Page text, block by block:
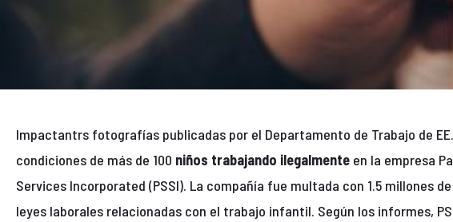
Impactantrs fotografías publicadas por el Departamento de Trabajo de
condiciones de más de 100 niños trabajando ilegalmente en la empresa
Services Incorporated (PSSI). La compañía fue multada con 1.5 millones
leyes laborales relacionadas con el trabajo infantil. Según los informes,